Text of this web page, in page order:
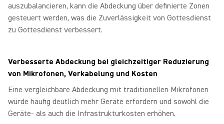
auszubalancieren, kann die Abdeckung über definierte Zonen
gesteuert werden, was die Zuverlässigkeit von Gottesdienst
zu Gottesdienst verbessert.
Verbesserte Abdeckung bei gleichzeitiger Reduzierung
von Mikrofonen, Verkabelung und Kosten
Eine vergleichbare Abdeckung mit traditionellen Mikrofonen
würde häufig deutlich mehr Geräte erfordern und sowohl die
Geräte‑ als auch die Infrastrukturkosten erhöhen.